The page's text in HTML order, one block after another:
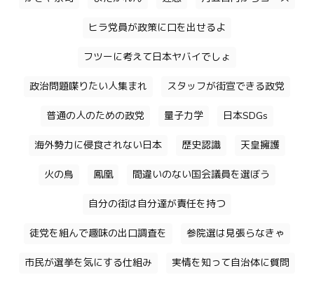
ヒラ党員が政策に口を出せるよ
フツーに考えて日本ヤバイでしょ
政治問題喋りたい人集まれ スタッフが街宣できる政党
普通の人のための政党 量子力学 日本SDGs
海外勢力に侵食されない日本 歴史認識 天皇擁護
火の鳥 鳳凰 間違いのない国会議員を選ぼう
自分の街は自分達が責任を持つ
徒党を組んで趣味の出口調査を 参院選は見張らなきゃ
市民が選挙を気にする仕組み 実情を知って自治体に質問